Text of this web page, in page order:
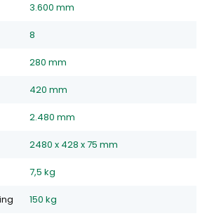
3.600 mm
8
280 mm
420 mm
2.480 mm
2480 x 428 x 75 mm
7,5 kg
150 kg